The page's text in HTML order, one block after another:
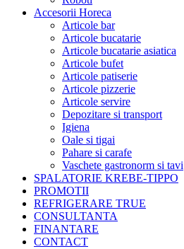
Accesorii Horeca
Articole bar
Articole bucatarie
Articole bucatarie asiatica
Articole bufet
Articole patiserie
Articole pizzerie
Articole servire
Depozitare si transport
Igiena
Oale si tigai
Pahare si carafe
Vaschete gastronorm si tavi
SPALATORIE KREBE-TIPPO
PROMOTII
REFRIGERARE TRUE
CONSULTANTA
FINANTARE
CONTACT